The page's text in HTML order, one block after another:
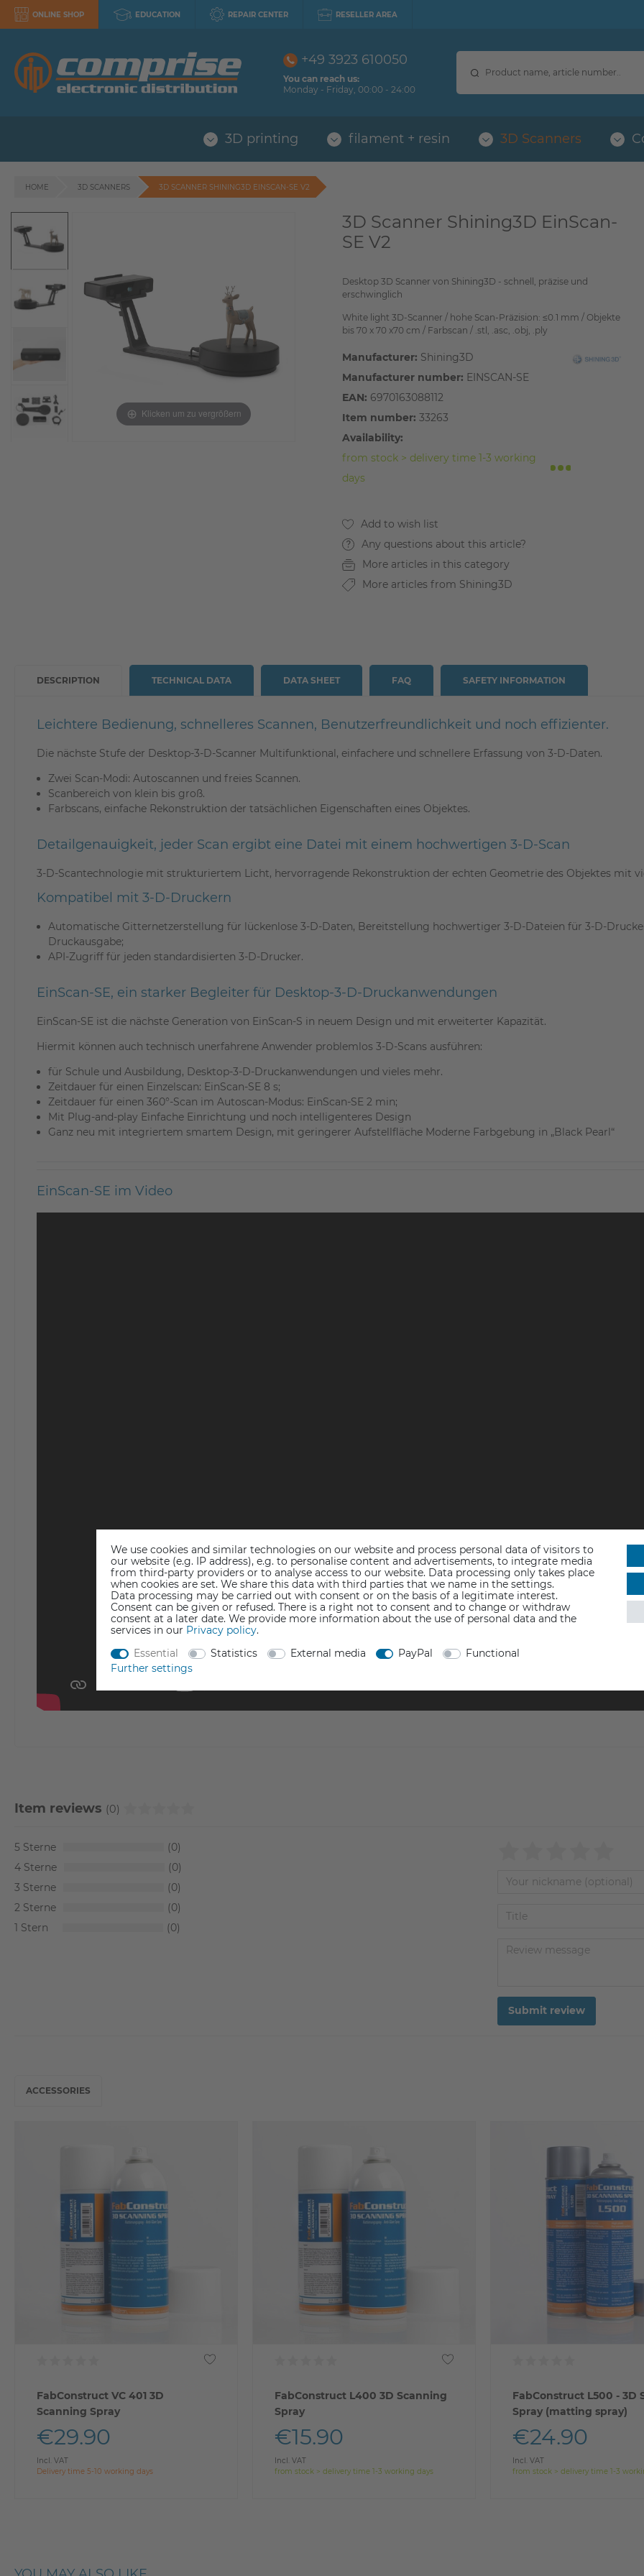
ONLINE SHOP EDUCATION REPAIR CENTER RESELLER AREA
+49 3923 610050
You can reach us:
Monday - Friday, 00:00 - 24:00
3D printing filament + resin 3D Scanners
HOME 3D SCANNERS 3D SCANNER SHINING3D EINSCAN-SE V2
Klicken um zu vergrößern
3D Scanner Shining3D EinScan-
SE V2
Desktop 3D Scanner von Shining3D - schnell, präzise und
erschwinglich
White light 3D-Scanner / hohe Scan-Präzision: ≤0.1 mm / Objekte
bis 70 x 70 x70 cm / Farbscan / .stl, .asc, .obj, .ply
Manufacturer: Shining3D
Manufacturer number: EINSCAN-SE
EAN: 6970163088112
Item number: 33263
Availability:
from stock > delivery time 1-3 working
days
Any questions about this article?
More articles in this category
More articles from Shining3D
DESCRIPTION
Leichtere Bedienung, schnelleres Scannen, Benutzerfreundlichkeit und noch effizienter.
Die nächste Stufe der Desktop-3-D-Scanner Multifunktional, einfachere und schnellere Erfassung von 3-D-Daten.
Zwei Scan-Modi: Autoscannen und freies Scannen.
Scanbereich von klein bis groß.
Farbscans, einfache Rekonstruktion der tatsächlichen Eigenschaften eines Objektes.
Detailgenauigkeit, jeder Scan ergibt eine Datei mit einem hochwertigen 3-D-Scan
3-D-Scantechnologie mit strukturiertem Licht, hervorragende Rekonstruktion der echten Geometrie des Objektes mit
Kompatibel mit 3-D-Druckern
Automatische Gitternetzerstellung für lückenlose 3-D-Daten, Bereitstellung hochwertiger 3-D-Dateien für 3-D-
Druckausgabe;
API-Zugriff für jeden standardisierten 3-D-Drucker.
EinScan-SE, ein starker Begleiter für Desktop-3-D-Druckanwendungen
EinScan-SE ist die nächste Generation von EinScan-S in neuem Design und mit erweiterter Kapazität.
Hiermit können auch technisch unerfahrene Anwender problemlos 3-D-Scans ausführen:
für Schule und Ausbildung, Desktop-3-D-Druckanwendungen und vieles mehr.
Zeitdauer für einen Einzelscan: EinScan-SE 8 s;
Zeitdauer für einen 360°-Scan im Autoscan-Modus: EinScan-SE 2 min;
Mit Plug-and-play Einfache Einrichtung und noch intelligenteres Design
Ganz neu mit integriertem smartem Design, mit geringerer Aufstellfläche Moderne Farbgebung in „Black Pearl“
EinScan-SE im Video
TECHNICAL DATA DATA SHEET FAQ SAFETY INFORMATION
Item reviews (0)
5
0
4
0
3
0
2
0
1
0
Submit review
ACCESSORIES
FabConstruct VC 401 3D
Scanning Spray
€29.90
Incl. VAT
Delivery time 5-10 working days
FabConstruct L400 3D Scanning
Spray
€15.90
Incl. VAT
from stock > delivery time 1-3 working days
FabConstruct L500 - 3D
Spray (matting spray)
€24.90
Incl. VAT
from stock > delivery time 1-3
We use cookies and similar technologies on our website and process personal data of visitors to
our website (e.g. IP address), e.g. to personalise content and advertisements, to integrate media
from third-party providers or to analyse access to our website. Data processing only takes place
when cookies are set. We share this data with third parties that we name in the settings.
Data processing may be carried out with consent or on the basis of a legitimate interest.
Consent can be given or refused. There is a right not to consent and to change or withdraw
consent at a later date. We provide more information about the use of personal data and the
services in our Privacy policy.
Essential
Statistics External media PayPal
Functional
Further settings